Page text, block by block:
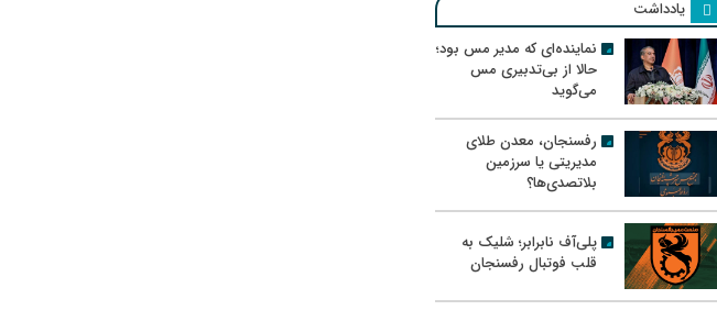
یادداشت
نماینده‌ای که مدیر مس بود؛
حالا از بی‌تدبیری مس
می‌گوید
رفسنجان، معدن طلای
مدیریتی یا سرزمین
بلاتصدی‌ها؟
پلی‌آف نابرابر؛ شلیک به
قلب فوتبال رفسنجان